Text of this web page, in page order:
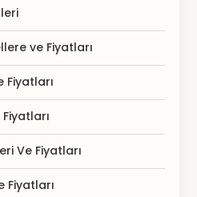
ve Fiyatları
Fiyatları
Ve Fiyatları
Fiyatları